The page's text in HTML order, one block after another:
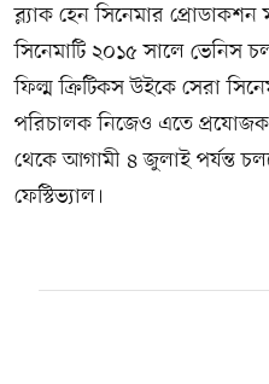
ব্ল্যাক হেন সিনেমার প্রোডাকশন
সিনেমাটি ২০১৫ সালে ভেনিস
ফিল্ম ক্রিটিকস উইকে সেরা
পরিচালক নিজেও এতে
থেকে আগামী ৪ জুলাই পর্যন্ত
ফেস্টিভ্যাল।